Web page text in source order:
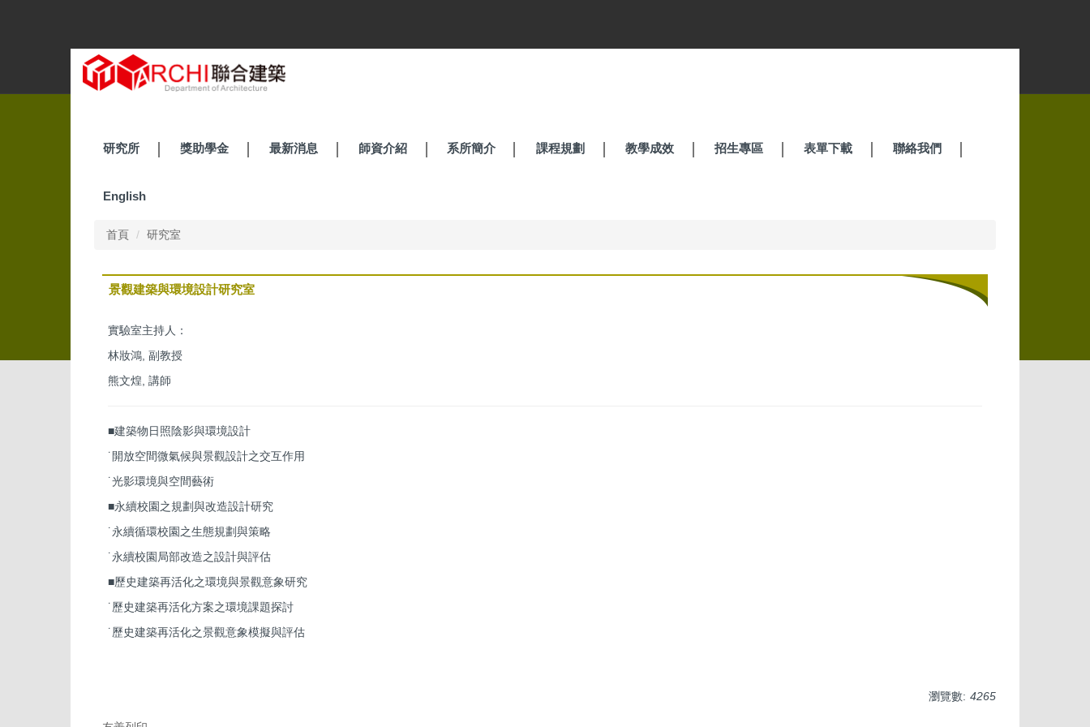
容
研究所 獎助學金 最新消息 師資介紹 系所簡介 課程規劃 教學成效 招生專區 表單下載 聯絡我們
English
首頁 研究室
景觀建築與環境設計研究室
實驗室主持人：
林妝鴻, 副教授
熊文煌, 講師
■建築物日照陰影與環境設計
˙開放空間微氣候與景觀設計之交互作用
˙光影環境與空間藝術
■永續校園之規劃與改造設計研究
˙永續循環校園之生態規劃與策略
˙永續校園局部改造之設計與評估
■歷史建築再活化之環境與景觀意象研究
˙歷史建築再活化方案之環境課題探討
˙歷史建築再活化之景觀意象模擬與評估
瀏覽數: 4265